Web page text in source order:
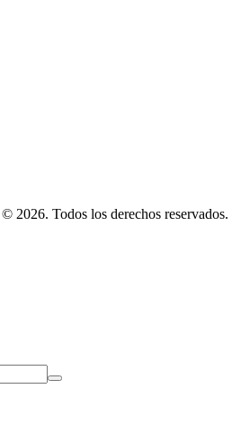
2026. Todos los derechos reservados.